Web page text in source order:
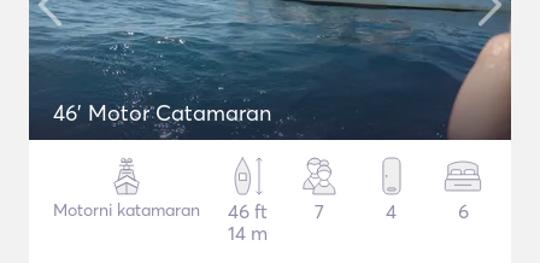
46' Motor Catamaran
Motorni katamaran
46 ft
14 m
7 4 6